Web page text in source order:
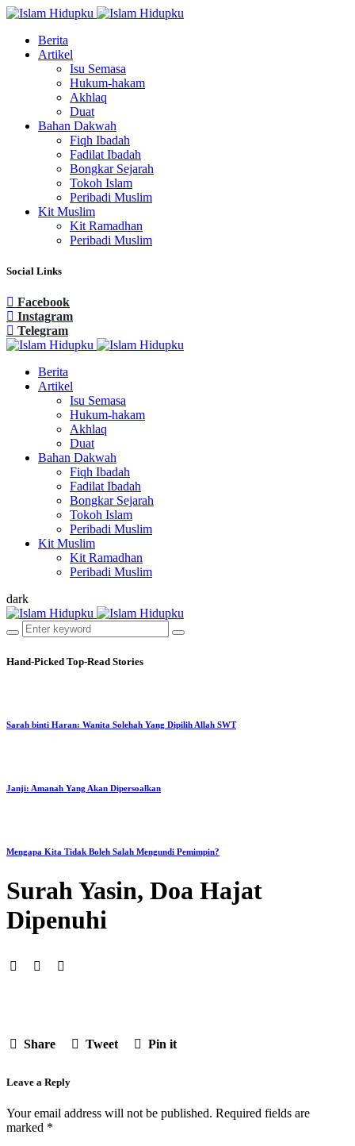
Berita
Artikel
Isu Semasa
Hukum-hakam
Akhlaq
Duat
Bahan Dakwah
Fiqh Ibadah
Fadilat Ibadah
Bongkar Sejarah
Tokoh Islam
Peribadi Muslim
Kit Muslim
Kit Ramadhan
Peribadi Muslim
Social Links
Facebook
Instagram
Telegram
Berita
Artikel
Isu Semasa
Hukum-hakam
Akhlaq
Duat
Bahan Dakwah
Fiqh Ibadah
Fadilat Ibadah
Bongkar Sejarah
Tokoh Islam
Peribadi Muslim
Kit Muslim
Kit Ramadhan
Peribadi Muslim
dark
Hand-Picked Top-Read Stories
Sarah binti Haran: Wanita Solehah Yang Dipilih Allah SWT
Janji: Amanah Yang Akan Dipersoalkan
Mengapa Kita Tidak Boleh Salah Mengundi Pemimpin?
Surah Yasin, Doa Hajat
Dipenuhi
Share Tweet Pin it
Leave a Reply
Your email address will not be published. Required fields are
marked *